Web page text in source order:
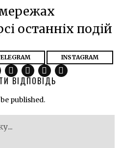
останніх подій
INSTAGRAM
ВІДПОВІДЬ
published.